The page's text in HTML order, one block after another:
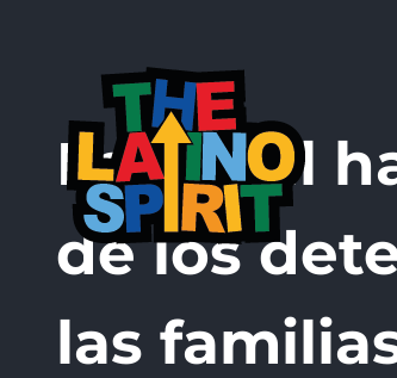
Es difícil
de los
las